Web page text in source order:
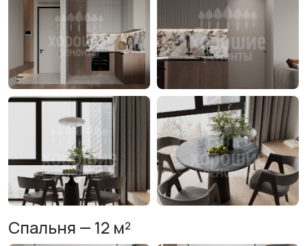
Спальня — 12 м²